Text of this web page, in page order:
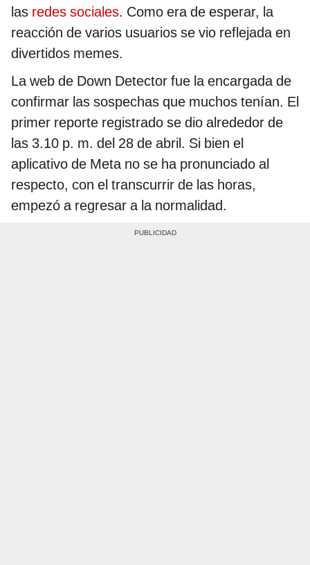
las redes sociales. Como era de esperar, la
reacción de varios usuarios se vio reflejada en
divertidos memes.
La web de Down Detector fue la encargada de
confirmar las sospechas que muchos tenían. El
primer reporte registrado se dio alrededor de
las 3.10 p. m. del 28 de abril. Si bien el
aplicativo de Meta no se ha pronunciado al
respecto, con el transcurrir de las horas,
empezó a regresar a la normalidad.